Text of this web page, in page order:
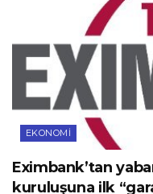
EKONOMI
Eximbank’tan
kuruluşuna ilk